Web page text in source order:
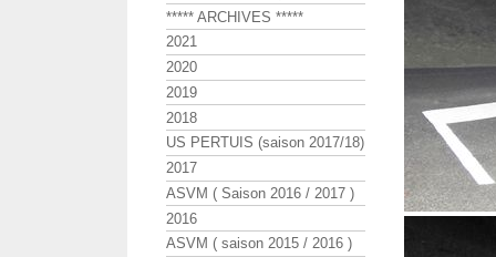
***** ARCHIVES *****
2021
2020
2019
2018
US PERTUIS (saison 2017/18)
2017
ASVM ( Saison 2016 / 2017 )
2016
ASVM ( saison 2015 / 2016 )